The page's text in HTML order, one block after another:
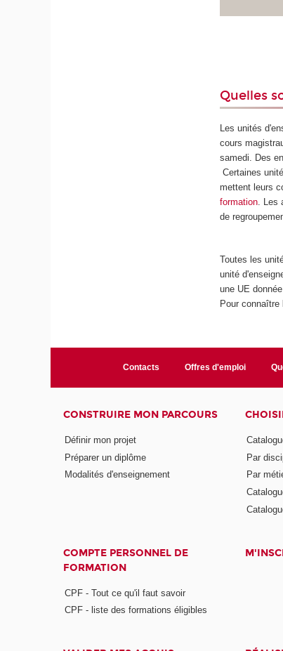
Quelles
Les unités
cours
samedi. Des
Certaines
mettent leurs
formation .
de
Toutes les
unité
une UE donnée
Pour
Contacts Offres d'emploi
CONSTRUIRE MON PARCOURS
Définir mon projet
Préparer un diplôme
Modalités d'enseignement
Par
Par
COMPTE PERSONNEL DE
FORMATION
CPF - Tout ce qu'il faut savoir
CPF - liste des formations éligibles